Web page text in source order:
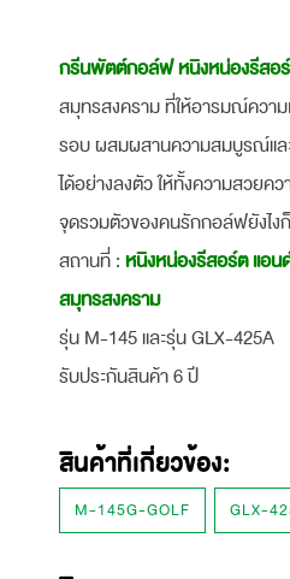
กรีนพัตต์กอล์ฟ หนิงหน่องรีสอ
สมุทรสงคราม​ ที่ให้อารมณ์ควา
รอบ ผสมผสานความสมบูรณ์แ
ได้อย่างลงตัว ให้ทั้งความสวยค
จุดรวมตัวของคนรักกอล์ฟยังไง
สถานที่ : หนิงหน่องรีสอร์ต แอน
สมุทรสงคราม
รุ่น M-145 และรุ่น GLX-425A
รับประกันสินค้า 6 ปี
สินค้าที่เกี่ยวข้อง:
M-145G-GOLF GLX-